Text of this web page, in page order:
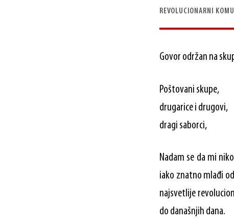
REVOLUCIONARNI
Govor održan na
Poštovani skupe,
drugarice i drugovi,
dragi saborci,
Nadam se da mi
iako znatno mlađi
najsvetlije
do današnjih dana.